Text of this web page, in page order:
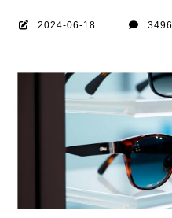
2024-06-18 3496